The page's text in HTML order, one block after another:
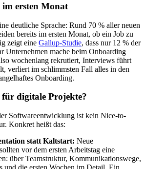
im ersten Monat
deutliche Sprache: Rund 70 % aller neuen
bereits im ersten Monat, ob ein Job zu
zeigt eine Gallup-Studie, dass nur 12 % der
Unternehmen mache beim Onboarding
wochenlang rekrutiert, Interviews führt
verliert im schlimmsten Fall alles in den
Onboarding.
für digitale Projekte?
Softwareentwicklung ist kein Nice-to-
Konkret heißt das:
statt Kaltstart: Neue
vor dem ersten Arbeitstag eine
über Teamstruktur, Kommunikationswege,
und die ersten Wochen im Detail. Ein